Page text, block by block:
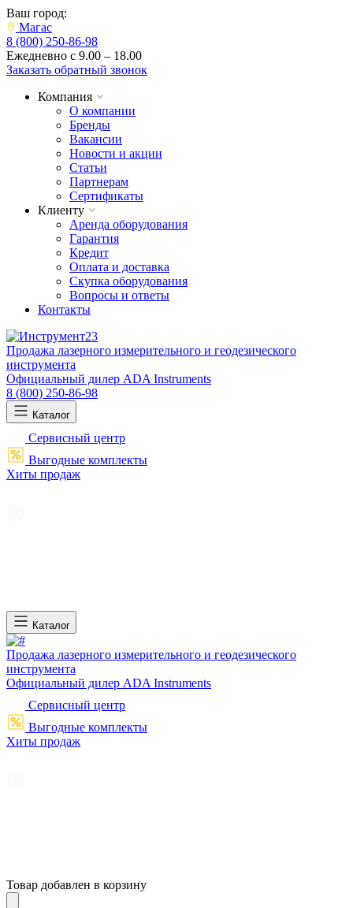
Ваш город:
Магас
8 (800) 250-86-98
Ежедневно с 9.00 – 18.00
Заказать обратный звонок
Компания
О компании
Бренды
Вакансии
Новости и акции
Статьи
Партнерам
Сертификаты
Клиенту
Аренда оборудования
Гарантия
Кредит
Оплата и доставка
Скупка оборудования
Вопросы и ответы
Контакты
Продажа лазерного измерительного и геодезического
инструмента
Официальный дилер ADA Instruments
8 (800) 250-86-98
Каталог
Сервисный центр
Выгодные комплекты
Хиты продаж
Каталог
Продажа лазерного измерительного и геодезического
инструмента
Официальный дилер ADA Instruments
Сервисный центр
Выгодные комплекты
Хиты продаж
Товар добавлен в корзину